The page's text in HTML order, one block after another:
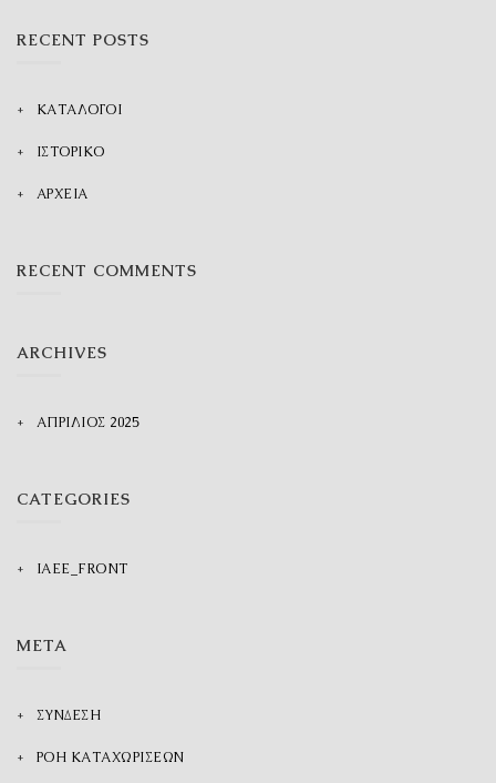
RECENT POSTS
ΚΑΤΑΛΟΓΟΙ
ΙΣΤΟΡΙΚΟ
ΑΡΧΕΙΑ
RECENT COMMENTS
ARCHIVES
ΑΠΡΊΛΙΟΣ 2025
CATEGORIES
IAEE_FRONT
META
ΣΎΝΔΕΣΗ
ΡΟΉ ΚΑΤΑΧΩΡΊΣΕΩΝ